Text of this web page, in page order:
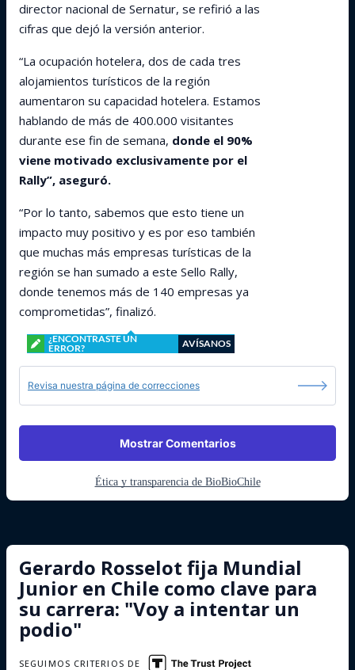
director nacional de Sernatur, se refirió a las
cifras que dejó la versión anterior.
“La ocupación hotelera, dos de cada tres
alojamientos turísticos de la región
aumentaron su capacidad hotelera. Estamos
hablando de más de 400.000 visitantes
durante ese fin de semana, donde el 90%
viene motivado exclusivamente por el
Rally”, aseguró.
“Por lo tanto, sabemos que esto tiene un
impacto muy positivo y es por eso también
que muchas más empresas turísticas de la
región se han sumado a este Sello Rally,
donde tenemos más de 140 empresas ya
comprometidas”, finalizó.
¿ENCONTRASTE UN
ERROR?
AVÍSANOS
Revisa nuestra página de correcciones
Mostrar Comentarios
Ética y transparencia de BioBioChile
Gerardo Rosselot fija Mundial
Junior en Chile como clave para
su carrera: "Voy a intentar un
podio"
SEGUIMOS CRITERIOS DE